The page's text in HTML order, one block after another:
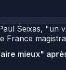
mieux"